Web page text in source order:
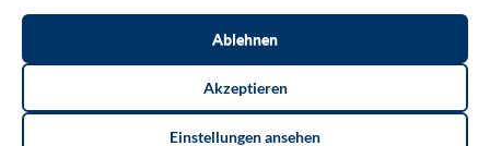
Akzeptieren
Ablehnen
Einstellungen ansehen
E-Mail: datenschutz-schulen[at]rhein-sieg-kreis.de